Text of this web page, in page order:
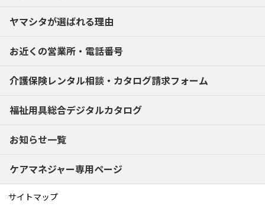
ヤマシタが選ばれる理由
お近くの営業所・電話番号
介護保険レンタル相談・ カタログ請求フォーム
福祉用具総合デジタルカタログ
お知らせ一覧
ケアマネジャー専用ページ
サイトマップ